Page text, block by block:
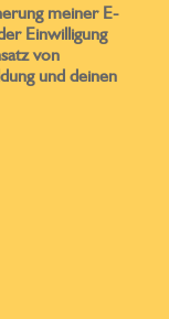
meiner E-
Einwilligung
von
und deinen